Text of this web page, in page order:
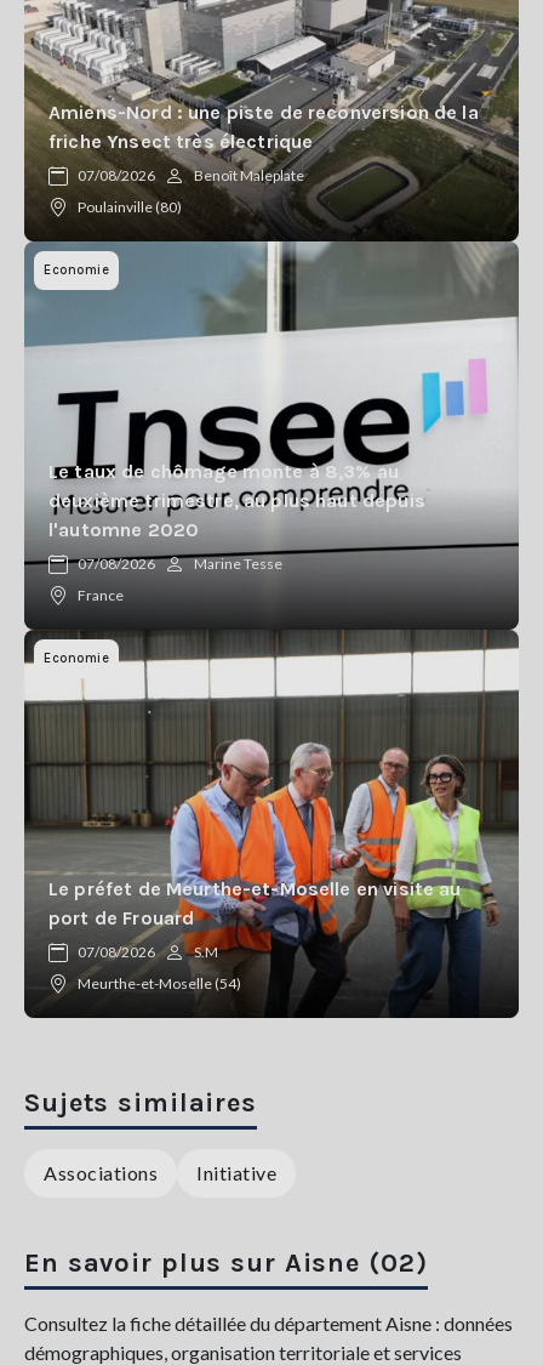
Amiens-Nord : une piste de reconversion de la
friche Ynsect très électrique
07/08/2026
Benoît Maleplate
Poulainville (80)
Economie
Le taux de chômage monte à 8,3% au
deuxième trimestre, au plus haut depuis
l'automne 2020
07/08/2026
Marine Tesse
France
Economie
Le préfet de Meurthe-et-Moselle en visite au
port de Frouard
07/08/2026
S.M
Meurthe-et-Moselle (54)
Sujets similaires
Associations Initiative
En savoir plus sur Aisne (02)
Consultez la fiche détaillée du département Aisne : données
démographiques, organisation territoriale et services